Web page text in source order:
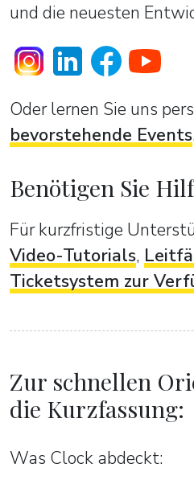
und die neuesten
Oder lernen Sie uns
bevorstehende Events.
Benötigen Sie
Für kurzfristige
Video-Tutorials,
Ticketsystem zur
Zur schnellen
die Kurzfassung:
Was Clock abdeckt: